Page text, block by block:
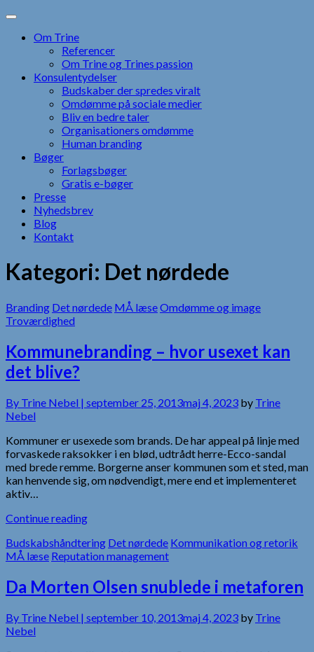
Skip
contentOm Trine
Referencer
Om Trine og Trines passion
Konsulentydelser
Budskaber der spredes viralt
Omdømme på sociale medier
Bliv en bedre taler
Organisationers omdømme
Human branding
Bøger
Forlagsbøger
Gratis e-bøger
Presse
Nyhedsbrev
Blog
Kontakt
Kategori: Det nørdede
Branding Det nørdede MÅ læseOmdømme og image
Troværdighed
Kommunebranding – hvor usexet kan
det blive?
By Trine Nebel | september 25, 2013maj 4, 2023 by Trine
Nebel
Kommuner er usexede som brands. De har appeal på linje med
forvaskede raksokker i en blød, udtrådt herre-Ecco-sandal
med brede remme. Borgerne anser kommunen som et sted, man
kan henvende sig, om nødvendigt, mere end et implementeret
aktiv…
Continue reading
Budskabshåndtering Det nørdede Kommunikation og retorik
MÅ læse Reputation management
Da Morten Olsen snublede i metaforen
By Trine Nebel | september 10, 2013maj 4, 2023 by Trine
Nebel